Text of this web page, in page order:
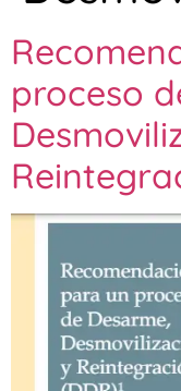
proceso